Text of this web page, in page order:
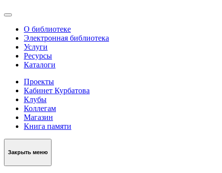
О библиотеке
Электронная библиотека
Услуги
Ресурсы
Каталоги
Проекты
Кабинет Курбатова
Клубы
Коллегам
Магазин
Книга памяти
Закрыть меню